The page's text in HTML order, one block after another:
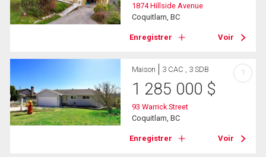
1874 Hillside Avenue
Coquitlam, BC
Enregistrer Voir
Maison 3 CAC , 3 SDB
1 285 000 $
93 Warrick Street
Coquitlam, BC
Enregistrer Voir
?